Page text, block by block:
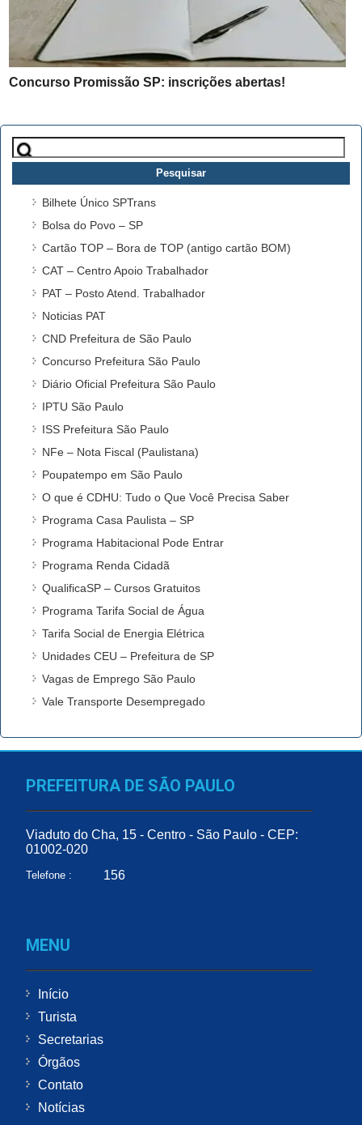
Concurso Promissão SP: inscrições abertas!
Pesquisar
por:
Bilhete Único SPTrans
Bolsa do Povo – SP
Cartão TOP – Bora de TOP (antigo cartão BOM)
CAT – Centro Apoio Trabalhador
PAT – Posto Atend. Trabalhador
Noticias PAT
CND Prefeitura de São Paulo
Concurso Prefeitura São Paulo
Diário Oficial Prefeitura São Paulo
IPTU São Paulo
ISS Prefeitura São Paulo
NFe – Nota Fiscal (Paulistana)
Poupatempo em São Paulo
O que é CDHU: Tudo o Que Você Precisa Saber
Programa Casa Paulista – SP
Programa Habitacional Pode Entrar
Programa Renda Cidadã
QualificaSP – Cursos Gratuitos
Programa Tarifa Social de Água
Tarifa Social de Energia Elétrica
Unidades CEU – Prefeitura de SP
Vagas de Emprego São Paulo
Vale Transporte Desempregado
PREFEITURA DE SÃO PAULO
Viaduto do Cha, 15 - Centro - São Paulo - CEP:
01002-020
Telefone : 156
MENU
Início
Turista
Secretarias
Órgãos
Contato
Notícias